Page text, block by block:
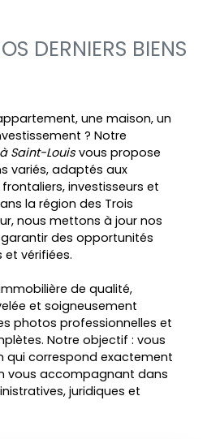
DERNIERS BIENS
une maison, un
? Notre
Saint-Louisvous propose
variés, adaptés aux
investisseurs et
la région des Trois
nous mettons à jour nos
des opportunités
vérifiées.
de qualité,
et soigneusement
photos professionnelles et
Notre objectif : vous
qui correspond exactement
vous accompagnant dans
juridiques et